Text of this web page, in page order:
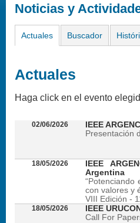
Noticias y
Actuales Buscador
Actuales
Haga click en el evento
02/06/2026
IEEE
Presentación
18/05/2026
IEEE
Argentina
“Potenciando
con valores y
VIII Edición -
18/05/2026
IEEE
Call For